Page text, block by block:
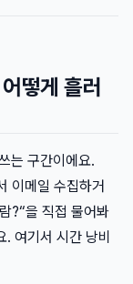
떻게 흘러
는 구간이에요.
이메일 수집하거
?“을 직접 물어봐
여기서 시간 낭비